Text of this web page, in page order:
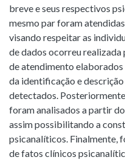
breve e seus respectivos
mesmo par foram
visando respeitar as
de dados ocorreu
de atendimento
da identificação e
detectados.
foram analisados a partir
assim possibilitando a
psicanalíticos. Finalmente,
de fatos clínicos